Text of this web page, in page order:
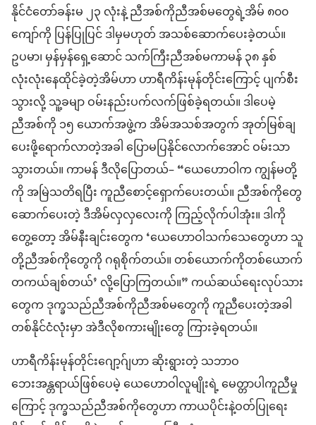
နိုင်ငံတော်ခန်းမ ၂၃ လုံးနဲ့ ညီအစ်ကိုညီအစ်မတွေရဲ့အိမ် ၈၀၀
ကျော်ကို ပြန်ပြုပြင် ဒါမှမဟုတ် အသစ်ဆောက်ပေးခဲ့တယ်။
ဥပမာ၊ မှန်မှန်ရှေ့ဆောင် သက်ကြီးညီအစ်မကာမန် ၃၈ နှစ်
လုံးလုံးနေထိုင်ခဲ့တဲ့အိမ်ဟာ ဟာရီကိန်းမုန်တိုင်းကြောင့် ပျက်စီး
သွားလို့ သူ့ခမျာ ဝမ်းနည်းပက်လက်ဖြစ်ခဲ့ရတယ်။ ဒါပေမဲ့
ညီအစ်ကို ၁၅ ယောက်အဖွဲ့က အိမ်အသစ်အတွက် အုတ်မြစ်ချ
ပေးဖို့ရောက်လာတဲ့အခါ ပြောမပြနိုင်လောက်အောင် ဝမ်းသာ
သွားတယ်။ ကာမန် ဒီလိုပြောတယ်– “ယေဟောဝါက ကျွန်မတို့
ကို အမြဲသတိရပြီး ကူညီစောင့်ရှောက်ပေးတယ်။ ညီအစ်ကိုတွေ
ဆောက်ပေးတဲ့ ဒီအိမ်လှလှလေးကို ကြည့်လိုက်ပါအုံး။ ဒါကို
တွေ့တော့ အိမ်နီးချင်းတွေက ‘ယေဟောဝါသက်သေတွေဟာ သူ
တို့ညီအစ်ကိုတွေကို ဂရုစိုက်တယ်။ တစ်ယောက်ကိုတစ်ယောက်
တကယ်ချစ်တယ်’ လို့ပြောကြတယ်။” ကယ်ဆယ်ရေးလုပ်သား
တွေက ဒုက္ခသည်ညီအစ်ကိုညီအစ်မတွေကို ကူညီပေးတဲ့အခါ
တစ်နိုင်ငံလုံးမှာ အဲဒီလိုစကားမျိုးတွေ ကြားခဲ့ရတယ်။
ဟာရီကိန်းမုန်တိုင်းဂျော့ဂ်ျဟာ ဆိုးရွားတဲ့ သဘာဝ
ဘေးအန္တရာယ်ဖြစ်ပေမဲ့ ယေဟောဝါလူမျိုးရဲ့ မေတ္တာပါကူညီမှု
ကြောင့် ဒုက္ခသည်ညီအစ်ကိုတွေဟာ ကာယပိုင်းနဲ့ဝတ်ပြုရေး